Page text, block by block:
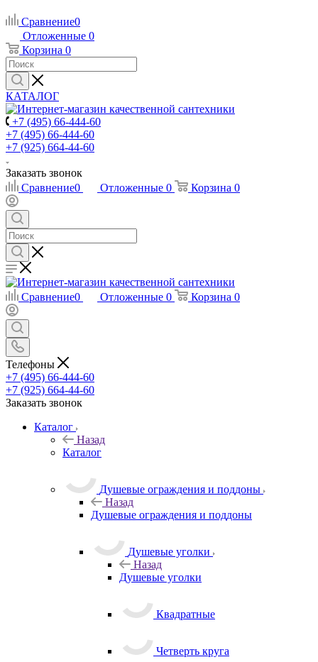
Сравнение0
Отложенные 0
Корзина 0
КАТАЛОГ
+7 (495) 66-444-60
+7 (495) 66-444-60
+7 (925) 664-44-60
Заказать звонок
Сравнение0 Отложенные 0 Корзина 0
Сравнение0 Отложенные 0 Корзина 0
Телефоны
+7 (495) 66-444-60
+7 (925) 664-44-60
Заказать звонок
Каталог
Назад
Каталог
Душевые ограждения и поддоны
Назад
Душевые ограждения и поддоны
Душевые уголки
Назад
Душевые уголки
Квадратные
Четверть круга